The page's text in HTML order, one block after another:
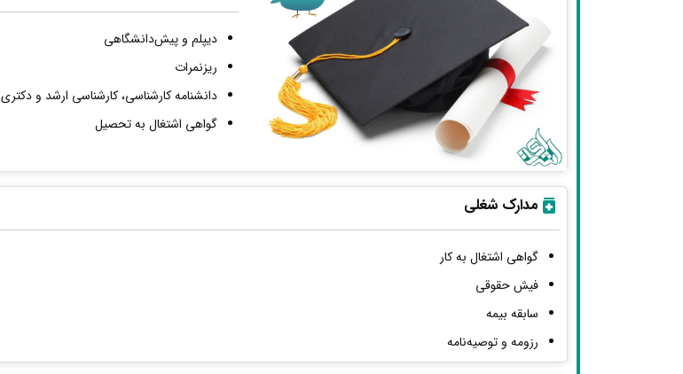
دیپلم و پیش‌دانشگاهی
ریزنمرات
دانشنامه کارشناسی، کارشناسی ارشد و دکتری
گواهی اشتغال به تحصیل
مدارک شغلی
گواهی اشتغال به کار
فیش حقوقی
سابقه بیمه
رزومه و توصیه‌نامه